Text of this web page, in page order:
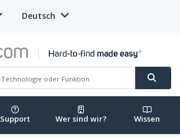
Deutsch
Support Wer sind wir? Wissen